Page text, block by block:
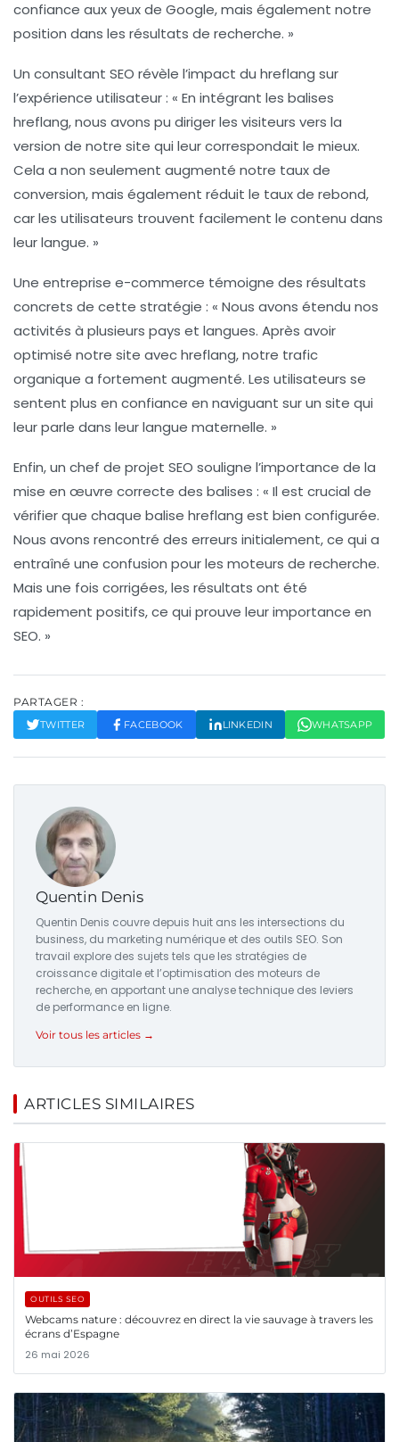
confiance aux yeux de Google, mais également notre
position dans les résultats de recherche. »
Un consultant SEO révèle l’impact du hreflang sur
l’expérience utilisateur : « En intégrant les balises
hreflang, nous avons pu diriger les visiteurs vers la
version de notre site qui leur correspondait le mieux.
Cela a non seulement augmenté notre taux de
conversion, mais également réduit le taux de rebond,
car les utilisateurs trouvent facilement le contenu dans
leur langue. »
Une entreprise e-commerce témoigne des résultats
concrets de cette stratégie : « Nous avons étendu nos
activités à plusieurs pays et langues. Après avoir
optimisé notre site avec hreflang, notre trafic
organique a fortement augmenté. Les utilisateurs se
sentent plus en confiance en naviguant sur un site qui
leur parle dans leur langue maternelle. »
Enfin, un chef de projet SEO souligne l’importance de la
mise en œuvre correcte des balises : « Il est crucial de
vérifier que chaque balise hreflang est bien configurée.
Nous avons rencontré des erreurs initialement, ce qui a
entraîné une confusion pour les moteurs de recherche.
Mais une fois corrigées, les résultats ont été
rapidement positifs, ce qui prouve leur importance en
SEO. »
PARTAGER :
TWITTER FACEBOOK LINKEDIN WHATSAPP
Quentin Denis
Quentin Denis couvre depuis huit ans les intersections du
business, du marketing numérique et des outils SEO. Son
travail explore des sujets tels que les stratégies de
croissance digitale et l’optimisation des moteurs de
recherche, en apportant une analyse technique des leviers
de performance en ligne.
Voir tous les articles →
ARTICLES SIMILAIRES
OUTILS SEO
Webcams nature : découvrez en direct la vie sauvage à travers les
écrans d’Espagne
26 mai 2026